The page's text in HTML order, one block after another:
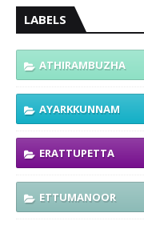
LABELS
ATHIRAMBUZHA
AYARKKUNNAM
ERATTUPETTA
ETTUMANOOR